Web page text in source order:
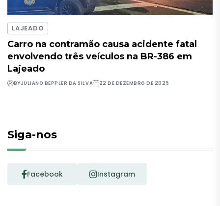
LAJEADO
Carro na contramão causa acidente fatal
envolvendo três veículos na BR-386 em
Lajeado
BYJULIANO BEPPLER DA SILVA 22 DE DEZEMBRO DE 2025
Siga-nos
Facebook Instagram